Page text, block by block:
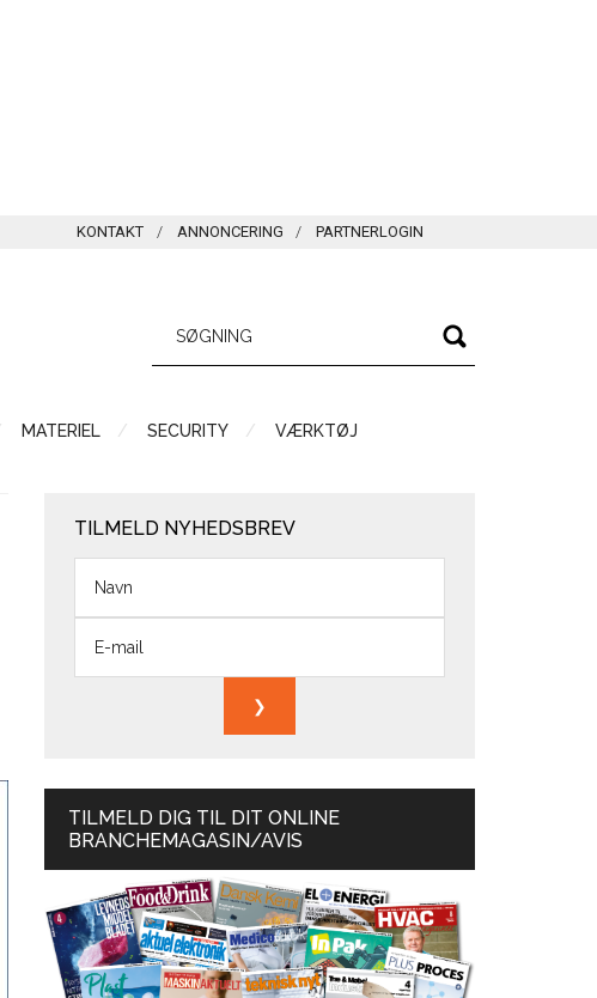
KONTAKT ANNONCERING PARTNERLOGIN
MATERIEL SECURITY VÆRKTØJ
TILMELD NYHEDSBREV
TILMELD DIG TIL DIT ONLINE
BRANCHEMAGASIN/AVIS